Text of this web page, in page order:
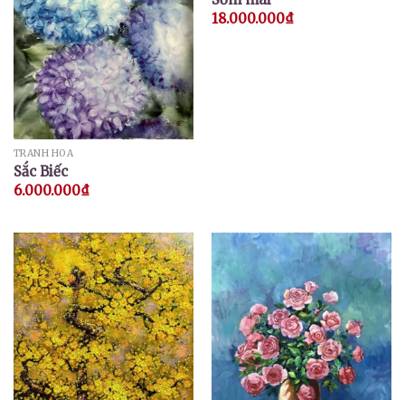
TRANH HOA
Sắc Biếc
6.000.000₫
18.000.000₫